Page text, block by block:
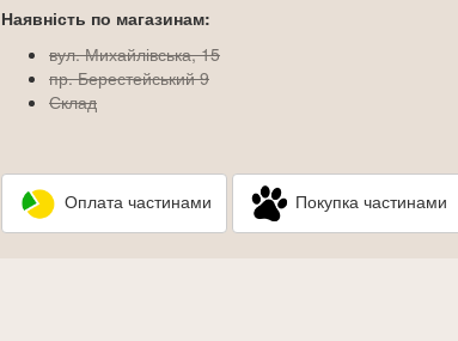
Наявність по магазинам:
вул. Михайлівська, 15
пр. Берестейський 9
Склад
Оплата частинами Покупка частинами